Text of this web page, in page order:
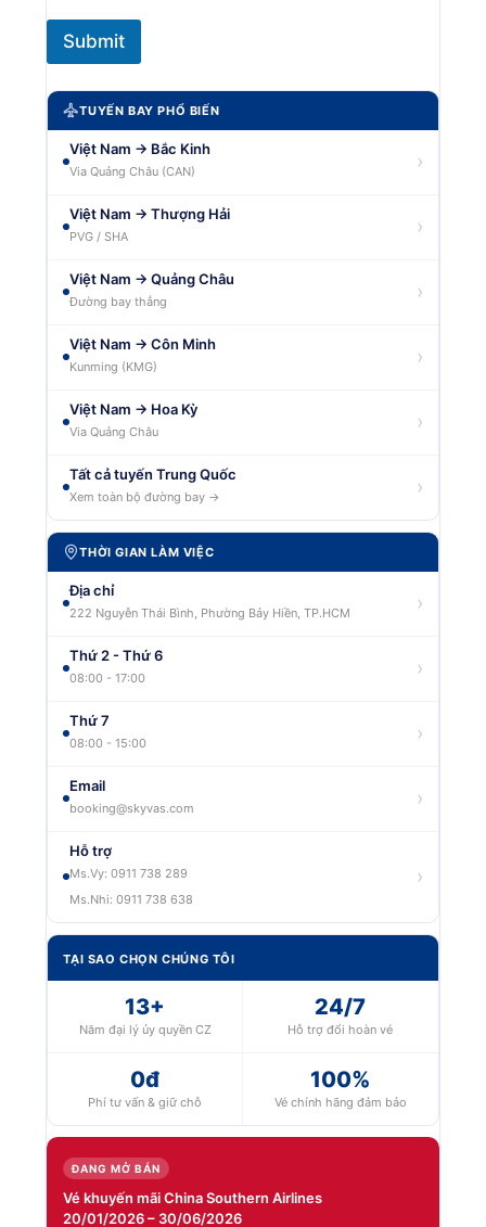
Submit
TUYẾN BAY PHỔ BIẾN
Việt Nam → Bắc Kinh
Via Quảng Châu (CAN) ›
Việt Nam → Thượng Hải
PVG / SHA ›
Việt Nam → Quảng Châu
Đường bay thẳng ›
Việt Nam → Côn Minh
Kunming (KMG) ›
Việt Nam → Hoa Kỳ
Via Quảng Châu ›
Tất cả tuyến Trung Quốc
Xem toàn bộ đường bay → ›
THỜI GIAN LÀM VIỆC
Địa chỉ
222 Nguyễn Thái Bình, Phường Bảy Hiền, TP.HCM ›
Thứ 2 - Thứ 6
08:00 - 17:00 ›
Thứ 7
08:00 - 15:00 ›
Email
booking@skyvas.com ›
Hỗ trợ
Ms.Vy: 0911 738 289
Ms.Nhi: 0911 738 638
›
TẠI SAO CHỌN CHÚNG TÔI
13+
Năm đại lý ủy quyền CZ
24/7
Hỗ trợ đổi hoàn vé
0đ
Phí tư vấn & giữ chỗ
100%
Vé chính hãng đảm bảo
ĐANG MỞ BÁN
Vé khuyến mãi China Southern Airlines
20/01/2026 – 30/06/2026